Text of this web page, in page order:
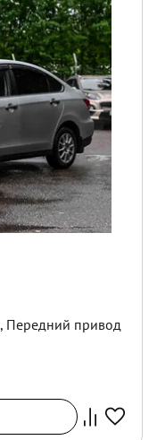
, Передний привод